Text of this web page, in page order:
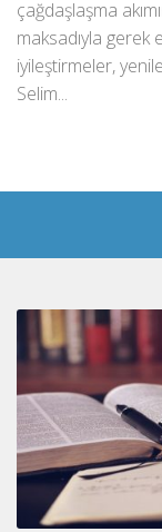
çağdaşlaşma
maksadıyla gerek
iyileştirmeler,
Selim...